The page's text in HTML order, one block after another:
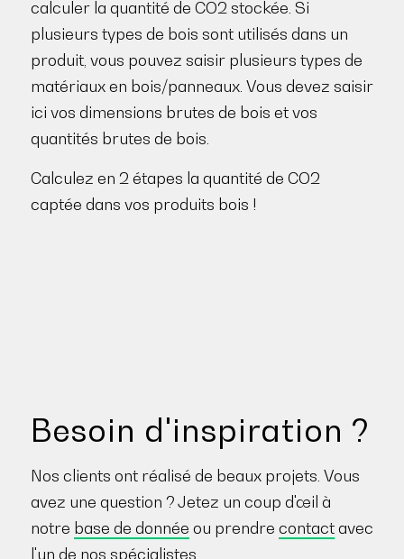
calculer la quantité de CO2 stockée. Si
plusieurs types de bois sont utilisés dans un
produit, vous pouvez saisir plusieurs types de
matériaux en bois/panneaux. Vous devez saisir
ici vos dimensions brutes de bois et vos
quantités brutes de bois.
Calculez en 2 étapes la quantité de CO2
captée dans vos produits bois !
Besoin d'inspiration ?
Nos clients ont réalisé de beaux projets. Vous
avez une question ? Jetez un coup d'œil à
notre base de donnée ou prendre contactavec
l'un de nos spécialistes.